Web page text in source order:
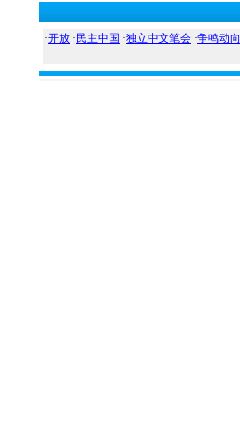
·开放 · 民主中国 ·独立中文笔会 ·争鸣动向